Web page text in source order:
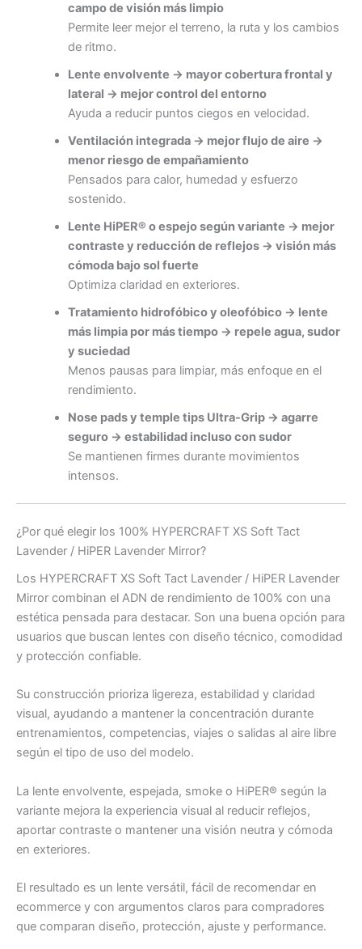
campo de visión más limpio
Permite leer mejor el terreno, la ruta y los cambios
de ritmo.
Lente envolvente → mayor cobertura frontal y
lateral → mejor control del entorno
Ayuda a reducir puntos ciegos en velocidad.
Ventilación integrada → mejor flujo de aire →
menor riesgo de empañamiento
Pensados para calor, humedad y esfuerzo
sostenido.
Lente HiPER® o espejo según variante → mejor
contraste y reducción de reflejos → visión más
cómoda bajo sol fuerte
Optimiza claridad en exteriores.
Tratamiento hidrofóbico y oleofóbico → lente
más limpia por más tiempo → repele agua, sudor
y suciedad
Menos pausas para limpiar, más enfoque en el
rendimiento.
Nose pads y temple tips Ultra-Grip → agarre
seguro → estabilidad incluso con sudor
Se mantienen firmes durante movimientos
intensos.
¿Por qué elegir los 100% HYPERCRAFT XS Soft Tact
Lavender / HiPER Lavender Mirror?
Los HYPERCRAFT XS Soft Tact Lavender / HiPER Lavender
Mirror combinan el ADN de rendimiento de 100% con una
estética pensada para destacar. Son una buena opción para
usuarios que buscan lentes con diseño técnico, comodidad
y protección confiable.
Su construcción prioriza ligereza, estabilidad y claridad
visual, ayudando a mantener la concentración durante
entrenamientos, competencias, viajes o salidas al aire libre
según el tipo de uso del modelo.
La lente envolvente, espejada, smoke o HiPER® según la
variante mejora la experiencia visual al reducir reflejos,
aportar contraste o mantener una visión neutra y cómoda
en exteriores.
El resultado es un lente versátil, fácil de recomendar en
ecommerce y con argumentos claros para compradores
que comparan diseño, protección, ajuste y performance.